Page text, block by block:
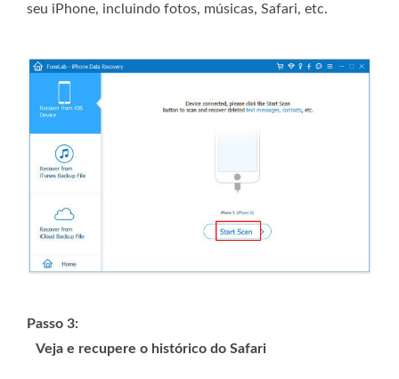
seu iPhone, incluindo fotos, músicas, Safari, etc.
Passo 3:
Veja e recupere o histórico do Safari